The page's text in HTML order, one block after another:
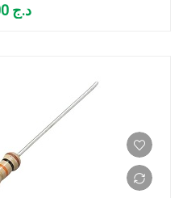
د.ج